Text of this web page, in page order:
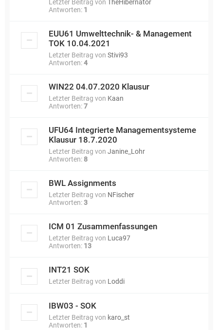
Letzter Beitrag von
TheHibernator
Antworten: 1
EUU61 Umwelttechnik- & Management
TOK 10.04.2021
Letzter Beitrag von Stivi93
Antworten:4
WIN22 04.07.2020 Klausur
Letzter Beitrag von Kaan
Antworten:7
UFU64 Integrierte Managementsysteme
Klausur 18.7.2020
Letzter Beitrag von Janine_Lohr
Antworten: 8
BWL Assignments
Letzter Beitrag von NFischer
Antworten:3
ICM 01 Zusammenfassungen
Letzter Beitrag von Luca97
Antworten: 13
INT21 SOK
Letzter Beitrag von Loddi
IBW03 - SOK
Letzter Beitrag von karo_st
Antworten: 1